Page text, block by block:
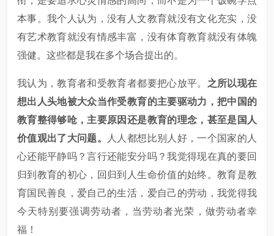
本事。我个人认为，没有人文教育就没有文化充实，没
有艺术教育就没有情感丰富，没有体育教育就没有体魄
强健。这些都是我在多个场合提出的。
我认为，教育者和受教育者都要把心放平。 之所以现在
想出人头地被大众当作受教育的主要驱动力，把中国的
教育整得够呛，主要原因还是教育的理念，甚至是国人
价值观出了大问题。
人人都想比别人好，一个国家的人
心还能平静吗？言行还能安分吗？我觉得现在真的要回
归到教育的初心，回归到人生命价值的始终。教育是教
育国民善良，爱自己的生活，爱自己的劳动，我觉得我
今天特别要强调劳动者，当劳动者光荣，做劳动者幸
福！